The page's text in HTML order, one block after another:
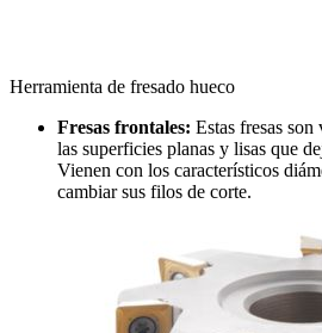
Herramienta de fresado hueco
Fresas frontales: Estas fresas
las superficies planas y lisas que
Vienen con los característicos
cambiar sus filos de corte.